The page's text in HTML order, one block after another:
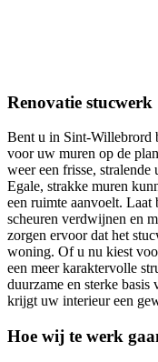
Renovatie
Bent u in Sint-Willebrord
voor uw muren op de
weer een frisse,
Egale, strakke muren
een ruimte aanvoelt.
scheuren verdwijnen en
zorgen ervoor dat het
woning. Of u nu kiest
een meer karaktervolle
duurzame en sterke
krijgt uw interieur een
Hoe wij te werk